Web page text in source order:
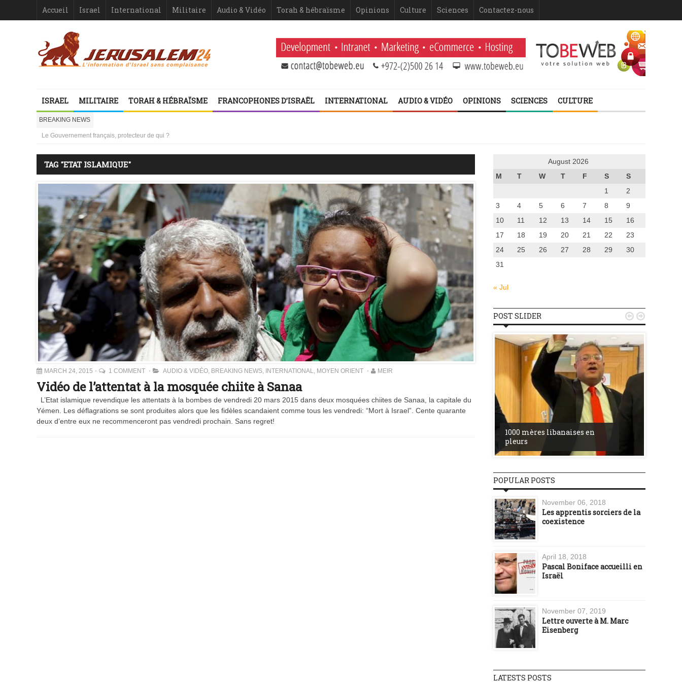
Accueil Israel International Militaire Audio & Vidéo Torah & hébraïsme Opinions Culture Sciences Contactez-nous
ISRAEL MILITAIRE TORAH & HÉBRAÏSME FRANCOPHONES D’ISRAËL INTERNATIONAL AUDIO & VIDÉO OPINIONS SCIENCES CULTURE
BREAKING NEWS
1000 mères libanaises en pleurs
la ressemblance stupéfiante entre l’affaire Dreyfus et le procès de Netanyahou
Le Gouvernement français, protecteur de qui ?
Les désinformateurs, Société à Responsabilité très, très Limitée – 1er volet
1000 mères libanaises en pleurs
TAG "ETAT ISLAMIQUE"
MARCH 24, 2015 1 COMMENT AUDIO & VIDÉO, BREAKING NEWS, INTERNATIONAL, MOYEN ORIENT MEIR
Vidéo de l’attentat à la mosquée chiite à Sanaa
L’Etat islamique revendique les attentats à la bombes de vendredi 20 mars 2015 dans deux mosquées chiites de Sanaa, la capitale du
Yémen. Les déflagrations se sont produites alors que les fidèles scandaient comme tous les vendredi: “Mort à Israel”. Cente quarante
deux d’entre eux ne recommenceront pas vendredi prochain. Sans regret!
August 2026
M
T W T F S
S
1
2
3
4 5 6 7 8
9
10
11 12 13 14 15
16
17
18 19 20 21 22
23
24
25 26 27 28 29
30
31
« Jul
POST SLIDER
Vidéo d’Itamar Ben Gvir :
inélégante fanfaronnade ou
1000 mères libanaises en
pleurs
 
POPULAR POSTS
November 06, 2018
Les apprentis sorciers de la
coexistence
April 18, 2018
Pascal Boniface accueilli en
Israël
November 07, 2019
Lettre ouverte à M. Marc
Eisenberg
LATESTS POSTS